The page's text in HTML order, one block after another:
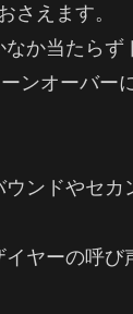
さえます。
か当たらず
ンオーバー
ンドやセカ
ヤーの呼